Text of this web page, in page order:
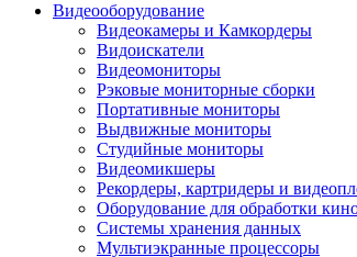
Видеооборудование
Видеокамеры и Камкордеры
Видоискатели
Видеомониторы
Рэковые мониторные сборки
Портативные мониторы
Выдвижные мониторы
Студийные мониторы
Видеомикшеры
Рекордеры, картридеры и
Оборудование для обработки
Системы хранения данных
Мультиэкранные процессоры